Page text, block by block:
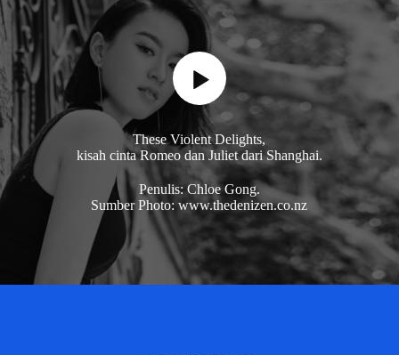
These Violent Delights,
kisah cinta Romeo dan Juliet dari Shanghai.
Penulis: Chloe Gong.
Sumber Photo: www.thedenizen.co.nz